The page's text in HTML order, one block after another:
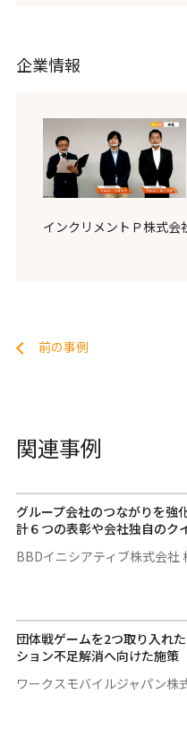
企業情報
インクリメントＰ株式会
前の事例
関連事例
グループ会社のつながりを強
計６つの表彰や会社独自のク
BBDイニシアティブ株式会社
団体戦ゲームを2つ取り入れ
ション不足解消へ向けた施策
ワークスモバイルジャパン株